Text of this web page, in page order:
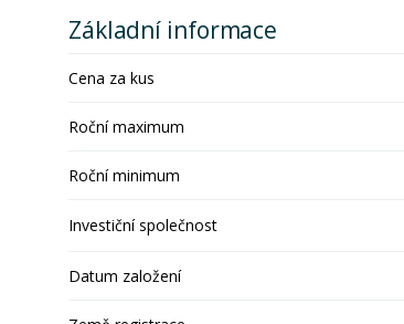
Základní informace
Cena za kus
Roční maximum
Roční minimum
Investiční společnost
Datum založení